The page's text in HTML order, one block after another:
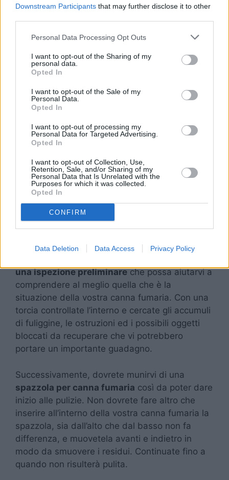
Downstream Participants that may further disclose it to other
Personal Data Processing Opt Outs
I want to opt-out of the Sharing of my
personal data.
Opted In
I want to opt-out of the Sale of my
Personal Data.
Opted In
I want to opt-out of processing my
Personal Data for Targeted Advertising.
Opted In
I want to opt-out of Collection, Use,
Retention, Sale, and/or Sharing of my
Personal Data that Is Unrelated with the
Purposes for which it was collected.
Opted In
CONFIRM
Data Deletion Data Access Privacy Policy
raccogliere la fuliggine. Infine, trovate una
posizione in cui siete comodi, specie se lavorate
dall’alto.
Se deciderete di seguire quelle che sono le
nostre indicazioni riguardo le precauzioni da
canna fumaria pulita e perfetta senza mettere
a rischio la vostra salute e quella di chi vi sta
tutta la casa con la fuliggine, poiché potrebbe
rivelarsi molto ostica da eliminare.
Come pulire la canna
fumaria
una ispezione preliminareche possa aiutarvi a
comprendere al meglio quella che è la
situazione della vostra canna fumaria. Con una
torcia controllate l’interno e cercate gli accumuli
di fuliggine, le ostruzioni ed i possibili oggetti
bloccati da recuperare che vi potrebbero
portare un importante guadagno.
Successivamente, dovrete munirvi di una
spazzola per canna fumaria così da poter dare
inizio alle pulizie. Non dovrete fare altro che
inserire all’interno della vostra canna fumaria la
spazzola, sia dall’alto che dal basso non fa
differenza, e muovetela avanti e indietro in
modo da smuovere i residui. Continuate fino a
quando non risulterà pulita.